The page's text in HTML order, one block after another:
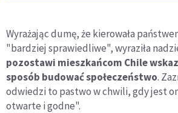
Wyrażając dumę, że kierowała
"bardziej sprawiedliwe", wyraziła
pozostawi mieszkańcom Chile
sposób budować społeczeństwo.
odwiedzi to pastwo w chwili, gdy jest
otwarte i godne".